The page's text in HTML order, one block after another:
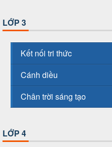
LỚP 3
Kết nối tri thức
Cánh diều
Chân trời sáng tạo
LỚP 4